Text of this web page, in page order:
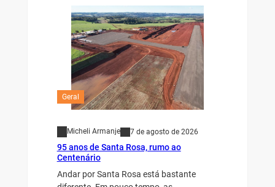
Geral
Micheli Armanje 7 de agosto de 2026
95 anos de Santa Rosa, rumo ao
Centenário
Andar por Santa Rosa está bastante